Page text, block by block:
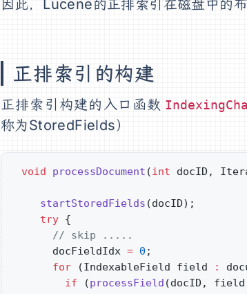
因此，Lucene的正排索引在磁盘中的
正排索引的构建
正排索引构建的入口函数
称为StoredFields）
void processDocument (int docID,
    startStoredFields
(docID);
    try
{
	  // skip .....
      docFieldIdx
= 0 ;
      for
(IndexableField field :
        if
(processField (docID,